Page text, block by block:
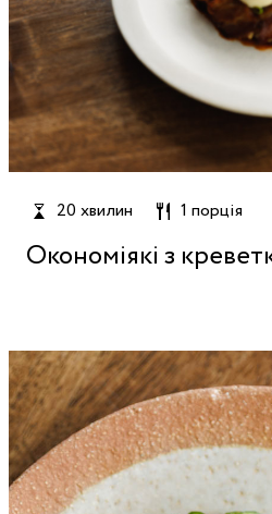
20 хвилин 1 порція
Окономіякі з